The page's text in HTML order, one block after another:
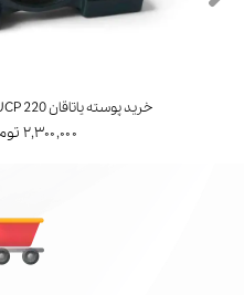
خرید پوسته یاتاقان UCP 220 | استعلام قیمت
۲,۳۰۰,۰۰۰ تومان